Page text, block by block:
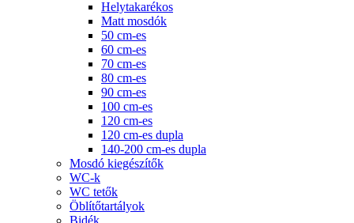
Helytakarékos
Matt mosdók
50 cm-es
60 cm-es
70 cm-es
80 cm-es
90 cm-es
100 cm-es
120 cm-es
120 cm-es dupla
140-200 cm-es dupla
Mosdó kiegészítők
WC-k
WC tetők
Öblítőtartályok
Bidék